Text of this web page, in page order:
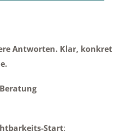
Antworten. Klar, konkret
Start: